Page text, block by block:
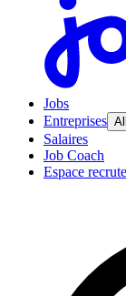
Jobs
Entreprises
Salaires
Job Coach
Espace